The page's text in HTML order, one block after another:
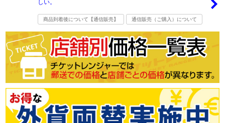
しい。
商品到着後について【通信販売】 通信販売（ご購入）について